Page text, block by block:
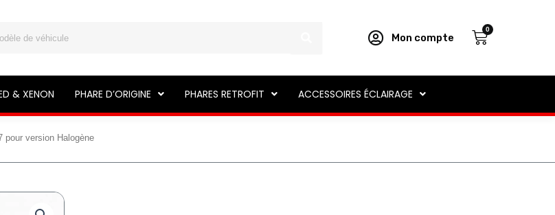
Mon compte
0
Panier
& XENON PHARE D’ORIGINE PHARES RETROFIT ACCESSOIRES ÉCLAIRAGE
pour version Halogène